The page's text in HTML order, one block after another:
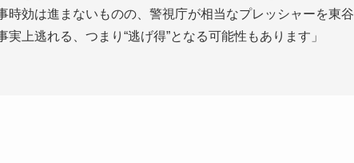
時効は進まないものの、警視庁が相当なプレッシャーを東谷
上逃れる、つまり“逃げ得”となる可能性もあります」